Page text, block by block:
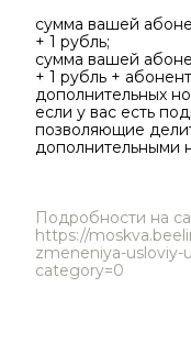
сумма вашей
+ 1 рубль;
сумма вашей
+ 1 рубль +
дополнительных
если у вас есть
позволяющие
дополнительными
Подробности на
https://
zmeneniya-usloviy-
category=0